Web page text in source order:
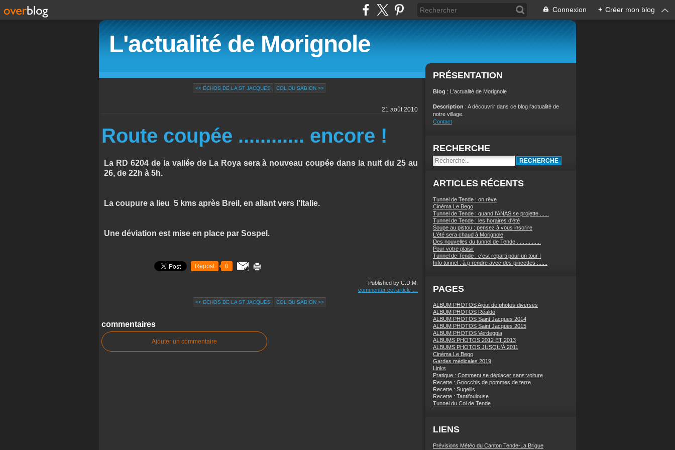
Connexion + Créer mon blog
L'actualité de Morignole
<< ECHOS DE LA ST JACQUES COL DU SABION >>
21 août 2010
Route coupée ............ encore !
La RD 6204 de la vallée de La Roya sera à nouveau coupée dans la nuit du 25 au
26, de 22h à 5h.
La coupure a lieu 5 kms après Breil, en allant vers l'Italie.
Une déviation est mise en place par Sospel.
Repost 0
Published by C.D.M.
commenter cet article
<< ECHOS DE LA ST JACQUES COL DU SABION >>
commentaires
Ajouter un commentaire
PRÉSENTATION
Blog : L'actualité de Morignole
Description : A découvrir dans ce blog l'actualité de
notre village.
Contact
RECHERCHE
ARTICLES RÉCENTS
Tunnel de Tende : on rêve
Cinéma Le Bego
Tunnel de Tende : quand l'ANAS se projette ......
Tunnel de Tende : les horaires d'été
Soupe au pistou : pensez à vous inscrire
L'été sera chaud à Morignole
Des nouvelles du tunnel de Tende ................
Pour votre plaisir
Tunnel de Tende : c'est reparti pour un tour !
Info tunnel : à p rendre avec des pincettes .......
PAGES
ALBUM PHOTOS Ajout de photos diverses
ALBUM PHOTOS Réaldo
ALBUM PHOTOS Saint Jacques 2014
ALBUM PHOTOS Saint Jacques 2015
ALBUM PHOTOS Verdeggia
ALBUMS PHOTOS 2012 ET 2013
ALBUMS PHOTOS JUSQU’À 2011
Cinéma Le Bego
Gardes médicales 2019
Links
Pratique : Comment se déplacer sans voiture
Recette : Gnocchis de pommes de terre
Recette : Sugellis
Recette : Tantifoulouse
Tunnel du Col de Tende
LIENS
Prévisions Météo du Canton Tende-La Brigue